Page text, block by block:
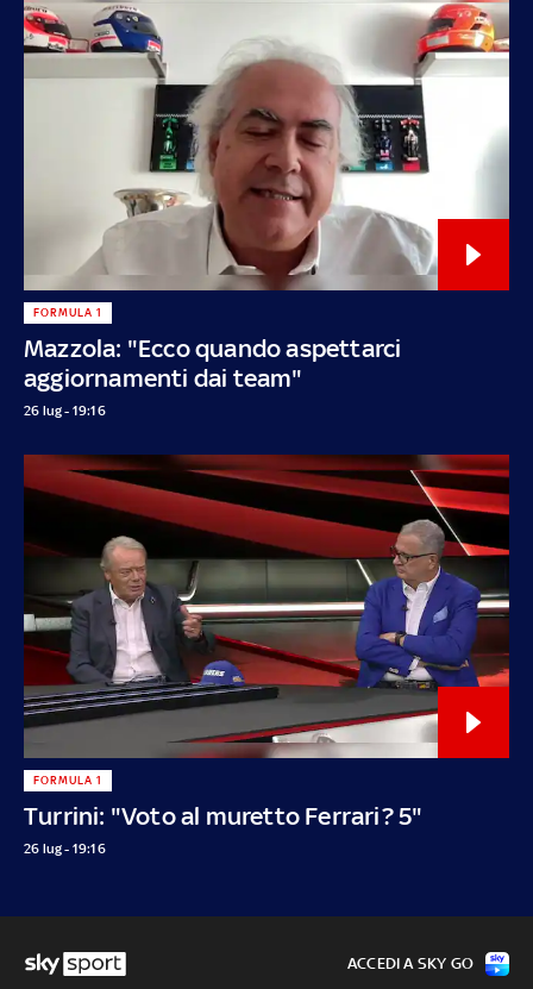
Mazzola: "Ecco quando aspettarci
aggiornamenti dai team"
FORMULA 1
26 lug - 19:16
Turrini: "Voto al muretto Ferrari? 5"
FORMULA 1
26 lug - 19:16
ACCEDI A SKY GO